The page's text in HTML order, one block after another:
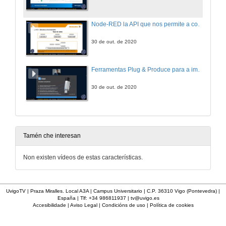
Node-RED la API que nos permite a conexión flexible dos dispositivos industriais co Internet das Cousas
30 de out. de 2020
30 de out. de 2020
Tamén che interesan
Non existen vídeos de estas características.
UvigoTV | Praza Miralles. Local A3A | Campus Universitario | C.P. 36310 Vigo (Pontevedra) |
España | Tlf: +34 986811937 | tv@uvigo.es
Accesibilidade | Aviso Legal| Condicións de uso| Política de cookies